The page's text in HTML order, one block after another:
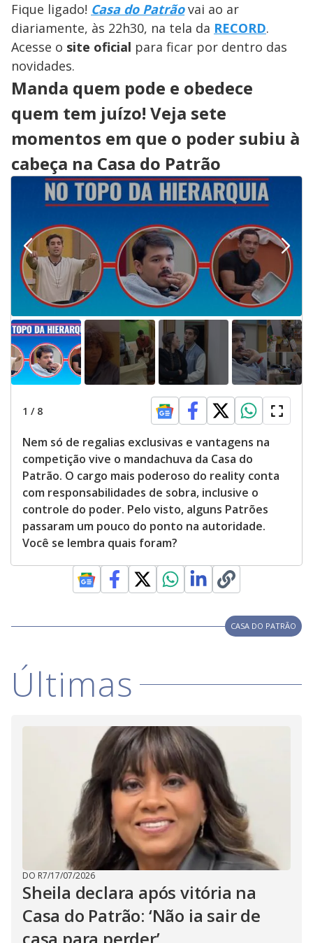
Fique ligado! Casa do Patrãovai ao ar
diariamente, às 22h30, na tela da RECORD.
Acesse o site oficial para ficar por dentro das
novidades.
Manda quem pode e obedece
quem tem juízo! Veja sete
momentos em que o poder subiu à
cabeça na Casa do Patrão
1 / 8
Nem só de regalias exclusivas e vantagens na
competição vive o mandachuva da Casa do
Patrão. O cargo mais poderoso do reality conta
com responsabilidades de sobra, inclusive o
controle do poder. Pelo visto, alguns Patrões
passaram um pouco do ponto na autoridade.
Você se lembra quais foram?
CASA DO PATRÃO
Últimas
DO R7/17/07/2026
Sheila declara após vitória na
Casa do Patrão: ‘Não ia sair de